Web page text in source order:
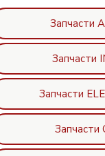
Запчасти
Запчасти
Запчасти
Запчасти